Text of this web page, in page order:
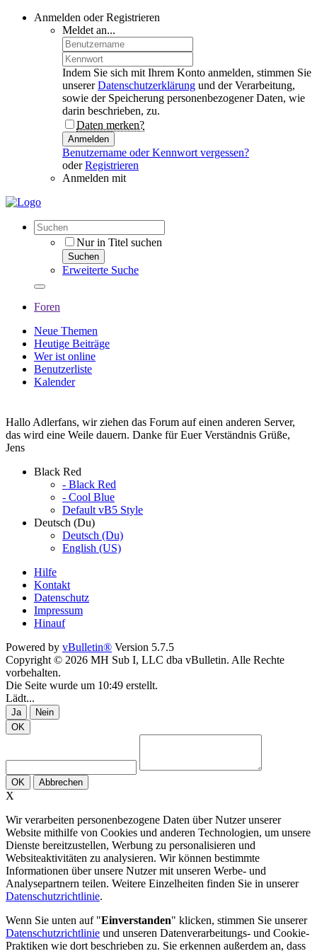
Anmelden oder Registrieren
Meldet an...
Indem Sie sich mit Ihrem Konto anmelden, stimmen Sie
unsererDatenschutzerklärung und der Verarbeitung,
sowie der Speicherung personenbezogener Daten, wie
darin beschrieben, zu.
Daten merken?
Anmelden
Benutzername oder Kennwort vergessen?
oderRegistrieren
Anmelden mit
Nur in Titel suchen
Suchen
Erweiterte Suche
Foren
Neue Themen
Heutige Beiträge
Wer ist online
Benutzerliste
Kalender
Hallo Adlerfans, wir ziehen das Forum auf einen anderen Server,
das wird eine Weile dauern. Danke für Euer Verständnis Grüße,
Jens
Black Red
- Black Red
- Cool Blue
Default vB5 Style
Deutsch (Du)
Deutsch (Du)
English (US)
Hilfe
Kontakt
Datenschutz
Impressum
Hinauf
Powered by vBulletin® Version 5.7.5
Copyright © 2026 MH Sub I, LLC dba vBulletin. Alle Rechte
vorbehalten.
Die Seite wurde um 10:49 erstellt.
Lädt...
Ja
Nein
OK
OK Abbrechen
X
Wir verarbeiten personenbezogene Daten über Nutzer unserer
Website mithilfe von Cookies und anderen Technologien, um unsere
Dienste bereitzustellen, Werbung zu personalisieren und
Websiteaktivitäten zu analysieren. Wir können bestimmte
Informationen über unsere Nutzer mit unseren Werbe- und
Analysepartnern teilen. Weitere Einzelheiten finden Sie in unserer
Datenschutzrichtlinie.
Wenn Sie unten auf "Einverstanden" klicken, stimmen Sie unserer
Datenschutzrichtlinie und unseren Datenverarbeitungs- und Cookie-
Praktiken wie dort beschrieben zu. Sie erkennen außerdem an, dass